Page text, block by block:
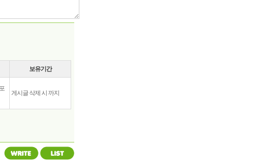
보유기간
게시글 삭제 시 까지